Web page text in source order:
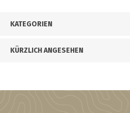
KATEGORIEN
KÜRZLICH ANGESEHEN